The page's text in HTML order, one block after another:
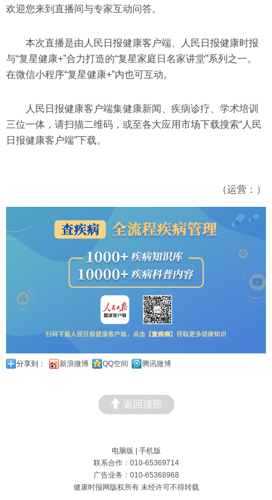
欢迎您来到直播间与专家互动问答。
本次直播是由人民日报健康客户端、人民日报健康时报
与“复星健康+”合力打造的“复星家庭日名家讲堂”系列之一。
在微信小程序“复星健康+”内也可互动。
人民日报健康客户端集健康新闻、疾病诊疗、学术培训
三位一体，请扫描二维码，或至各大应用市场下载搜索“人民
日报健康客户端”下载。
（运营：）
分享到： 新浪微博 QQ空间 腾讯微博
返回顶部
电脑版
手机版
联系合作：010-65369714
广告业务：010-65368968
健康时报网版权所有 未经许可不得转载